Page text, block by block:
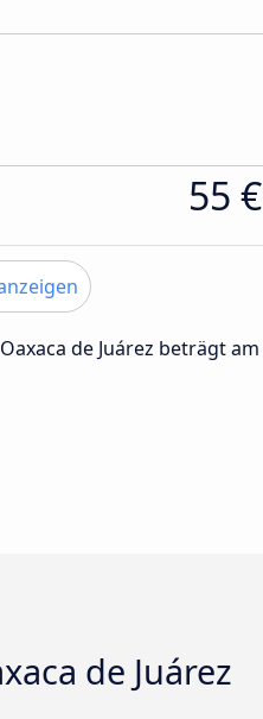
55 €
de Juárez beträgt am
de Juárez